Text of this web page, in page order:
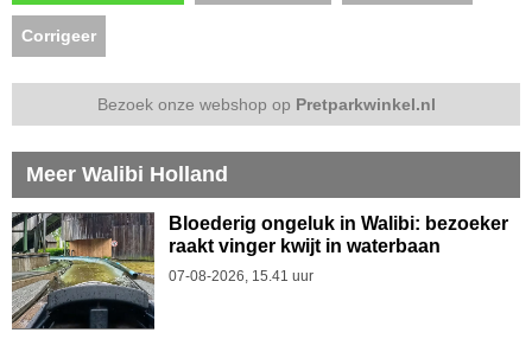
Corrigeer
Bezoek onze webshop op Pretparkwinkel.nl
Meer Walibi Holland
Bloederig ongeluk in Walibi: bezoeker
raakt vinger kwijt in waterbaan
07-08-2026, 15.41 uur